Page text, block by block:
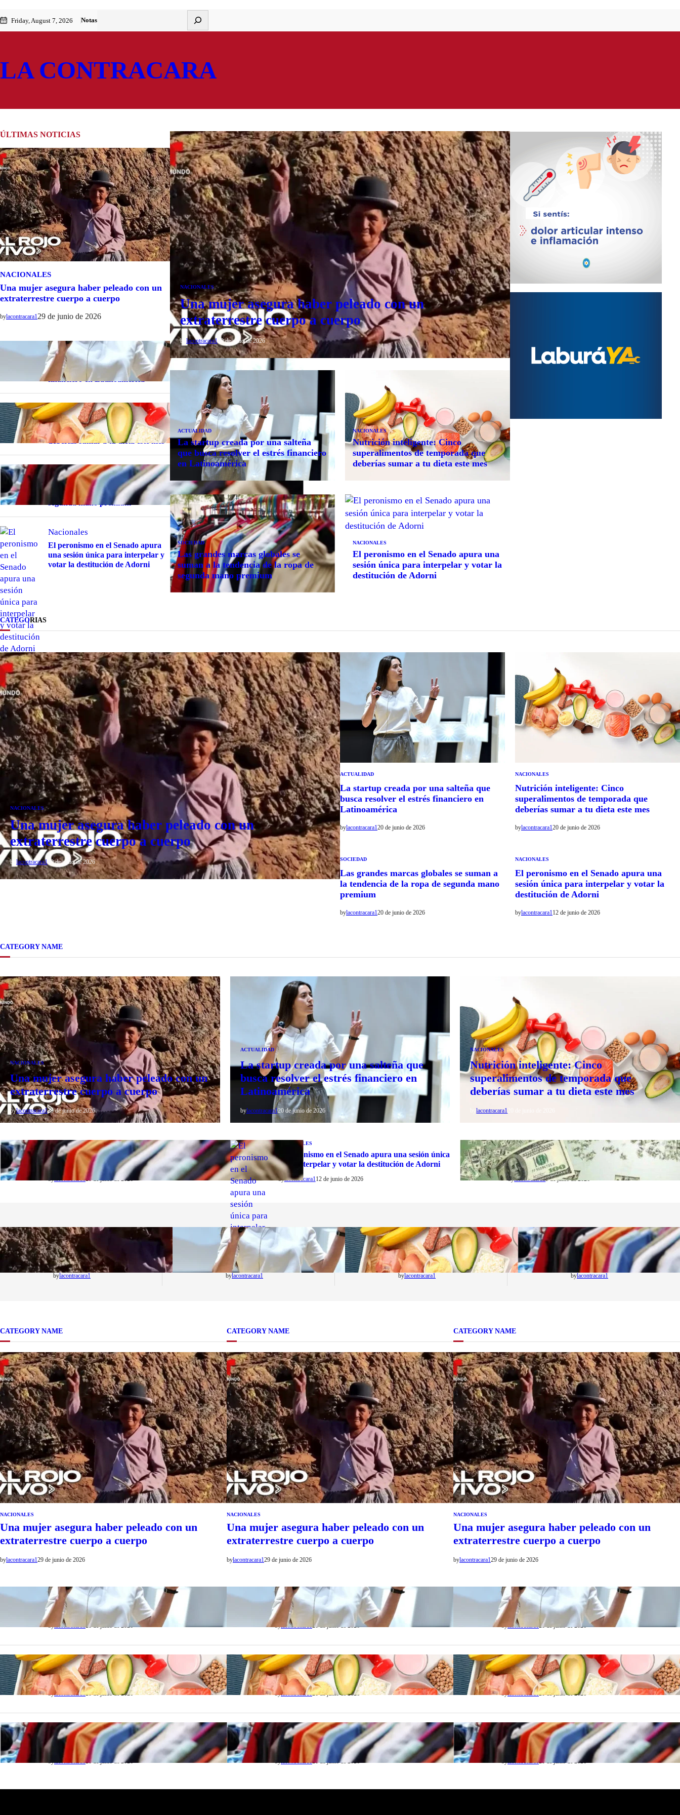
to
content
Friday, August 7, 2026 Notas
LA CONTRACARA
ÚLTIMAS NOTICIAS
NACIONALES
Una mujer asegura haber peleado con un
extraterrestre cuerpo a cuerpo
bylacontracara1 29 de junio de 2026
Actualidad
La startup creada por una salteña
que busca resolver el estrés
financiero en Latinoamérica
Nacionales
Nutrición inteligente: Cinco
superalimentos de temporada que
deberías sumar a tu dieta este mes
Sociedad
Las grandes marcas globales se
suman a la tendencia de la ropa de
segunda mano premium
Nacionales
El peronismo en el Senado apura
una sesión única para interpelar y
votar la destitución de Adorni
NACIONALES
Una mujer asegura haber peleado con un
extraterrestre cuerpo a cuerpo
by lacontracara1 29 de junio de 2026
ACTUALIDAD
La startup creada por una salteña
que busca resolver el estrés financiero
en Latinoamérica
NACIONALES
Nutrición inteligente: Cinco
superalimentos de temporada que
deberías sumar a tu dieta este mes
SOCIEDAD
Las grandes marcas globales se
suman a la tendencia de la ropa de
segunda mano premium
NACIONALES
El peronismo en el Senado apura una
sesión única para interpelar y votar la
destitución de Adorni
CATEGORIAS
NACIONALES
Una mujer asegura haber peleado con un
extraterrestre cuerpo a cuerpo
by lacontracara1 29 de junio de 2026
ACTUALIDAD
La startup creada por una salteña que
busca resolver el estrés financiero en
Latinoamérica
bylacontracara120 de junio de 2026
NACIONALES
Nutrición inteligente: Cinco
superalimentos de temporada que
deberías sumar a tu dieta este mes
bylacontracara120 de junio de 2026
SOCIEDAD
Las grandes marcas globales se suman a
la tendencia de la ropa de segunda mano
premium
bylacontracara120 de junio de 2026
NACIONALES
El peronismo en el Senado apura una
sesión única para interpelar y votar la
destitución de Adorni
bylacontracara1 12 de junio de 2026
CATEGORY NAME
NACIONALES
Una mujer asegura haber peleado con un
extraterrestre cuerpo a cuerpo
bylacontracara129 de junio de 2026
ACTUALIDAD
La startup creada por una salteña que
busca resolver el estrés financiero en
Latinoamérica
bylacontracara120 de junio de 2026
NACIONALES
Nutrición inteligente: Cinco
superalimentos de temporada que
deberías sumar a tu dieta este mes
bylacontracara1
SOCIEDAD
Las grandes marcas globales se suman a la
tendencia de la ropa de segunda mano premium
bylacontracara120 de junio de 2026
NACIONALES
El peronismo en el Senado apura una sesión única
para interpelar y votar la destitución de Adorni
bylacontracara112 de junio de 2026
NACIONALES
El fin del efectivo: El país que logró realizar el
99% de sus transacciones de forma digital
bylacontracara19 de junio de 2026
NACIONALES
Una mujer asegura haber
peleado con un extraterrestre
cuerpo a cuerpo
bylacontracara1
ACTUALIDAD
La startup creada por una
salteña que busca resolver el
estrés financiero en
Latinoamérica
bylacontracara1
NACIONALES
Nutrición inteligente: Cinco
superalimentos de temporada
que deberías sumar a tu dieta
este mes
bylacontracara1
SOCIEDAD
Las grandes marcas globales se
suman a la tendencia de la ropa
de segunda mano premium
bylacontracara1
CATEGORY NAME
NACIONALES
Una mujer asegura haber peleado con un
extraterrestre cuerpo a cuerpo
bylacontracara129 de junio de 2026
ACTUALIDAD
La startup creada por una salteña que busca
resolver el estrés financiero en Latinoamérica
bylacontracara120 de junio de 2026
NACIONALES
Nutrición inteligente: Cinco superalimentos de
temporada que deberías sumar a tu dieta este mes
bylacontracara120 de junio de 2026
SOCIEDAD
Las grandes marcas globales se suman a la
tendencia de la ropa de segunda mano premium
bylacontracara120 de junio de 2026
CATEGORY NAME
NACIONALES
Una mujer asegura haber peleado con un
extraterrestre cuerpo a cuerpo
bylacontracara129 de junio de 2026
ACTUALIDAD
La startup creada por una salteña que busca
resolver el estrés financiero en Latinoamérica
bylacontracara120 de junio de 2026
NACIONALES
Nutrición inteligente: Cinco superalimentos de
temporada que deberías sumar a tu dieta este mes
bylacontracara120 de junio de 2026
SOCIEDAD
Las grandes marcas globales se suman a la
tendencia de la ropa de segunda mano premium
bylacontracara120 de junio de 2026
CATEGORY NAME
NACIONALES
Una mujer asegura haber peleado con un
extraterrestre cuerpo a cuerpo
bylacontracara129 de junio de 2026
ACTUALIDAD
La startup creada por una salteña que busca
resolver el estrés financiero en Latinoamérica
bylacontracara120 de junio de 2026
NACIONALES
Nutrición inteligente: Cinco superalimentos de
temporada que deberías sumar a tu dieta este mes
bylacontracara120 de junio de 2026
SOCIEDAD
Las grandes marcas globales se suman a la
tendencia de la ropa de segunda mano premium
bylacontracara120 de junio de 2026